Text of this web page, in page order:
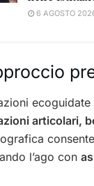
6 AGOSTO
articolari,
l’ago con